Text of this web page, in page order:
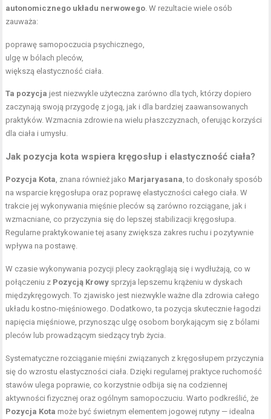
autonomicznego układu nerwowego . W rezultacie wiele osób
zauważa:
poprawę samopoczucia psychicznego,
ulgę w bólach pleców,
większą elastyczność ciała.
Ta pozycja jest niezwykle użyteczna zarówno dla tych, którzy dopiero
zaczynają swoją przygodę z jogą, jak i dla bardziej zaawansowanych
praktyków. Wzmacnia zdrowie na wielu płaszczyznach, oferując korzyści
dla ciała i umysłu.
Jak pozycja kota wspiera kręgosłup i elastyczność ciała?
Pozycja Kota , znana również jako Marjaryasana , to doskonały sposób
na wsparcie kręgosłupa oraz poprawę elastyczności całego ciała. W
trakcie jej wykonywania mięśnie pleców są zarówno rozciągane, jak i
wzmacniane, co przyczynia się do lepszej stabilizacji kręgosłupa.
Regularne praktykowanie tej asany zwiększa zakres ruchu i pozytywnie
wpływa na postawę.
W czasie wykonywania pozycji plecy zaokrąglają się i wydłużają, co w
połączeniu z Pozycją Krowy sprzyja lepszemu krążeniu w dyskach
międzykręgowych. To zjawisko jest niezwykle ważne dla zdrowia całego
układu kostno-mięśniowego. Dodatkowo, ta pozycja skutecznie łagodzi
napięcia mięśniowe, przynosząc ulgę osobom borykającym się z bólami
pleców lub prowadzącym siedzący tryb życia.
Systematyczne rozciąganie mięśni związanych z kręgosłupem przyczynia
się do wzrostu elastyczności ciała. Dzięki regularnej praktyce ruchomość
stawów ulega poprawie, co korzystnie odbija się na codziennej
aktywności fizycznej oraz ogólnym samopoczuciu. Warto podkreślić, że
Pozycja Kota może być świetnym elementem jogowej rutyny — idealna